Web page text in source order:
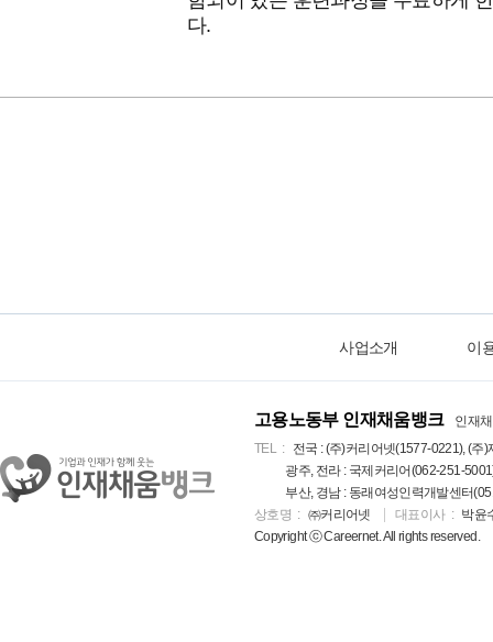
다.
사업소개 이
고용노동부 인재채움뱅크
인재
TEL
전국 : (주)커리어넷(1577-0221), (
광주, 전라 : 국제커리어(062-251-
부산, 경남 : 동래여성인력개발센터
상호명
㈜커리어넷 대표이사
박윤
Copyright ⓒ Careernet. All rights reserved.